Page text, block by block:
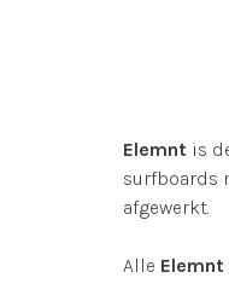
Elemnt is
surfboards
afgewerkt.
Alle